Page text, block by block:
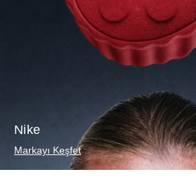
Nike
Markayı Keşfet